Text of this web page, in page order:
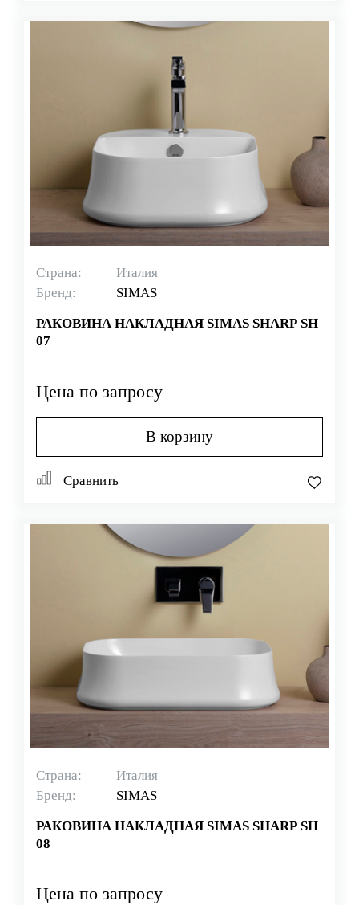
Страна:
Италия
Бренд:
SIMAS
РАКОВИНА НАКЛАДНАЯ SIMAS SHARP SH
07
Цена по запросу
В корзину
Сравнить
Страна:
Италия
Бренд:
SIMAS
РАКОВИНА НАКЛАДНАЯ SIMAS SHARP SH
08
Цена по запросу